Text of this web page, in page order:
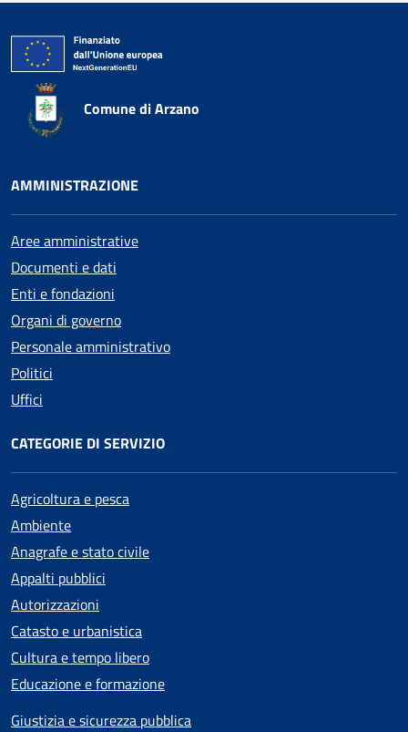
Comune di Arzano
AMMINISTRAZIONE
Aree amministrative
Documenti e dati
Enti e fondazioni
Organi di governo
Personale amministrativo
Politici
Uffici
CATEGORIE DI SERVIZIO
Agricoltura e pesca
Ambiente
Anagrafe e stato civile
Appalti pubblici
Autorizzazioni
Catasto e urbanistica
Cultura e tempo libero
Educazione e formazione
Giustizia e sicurezza pubblica